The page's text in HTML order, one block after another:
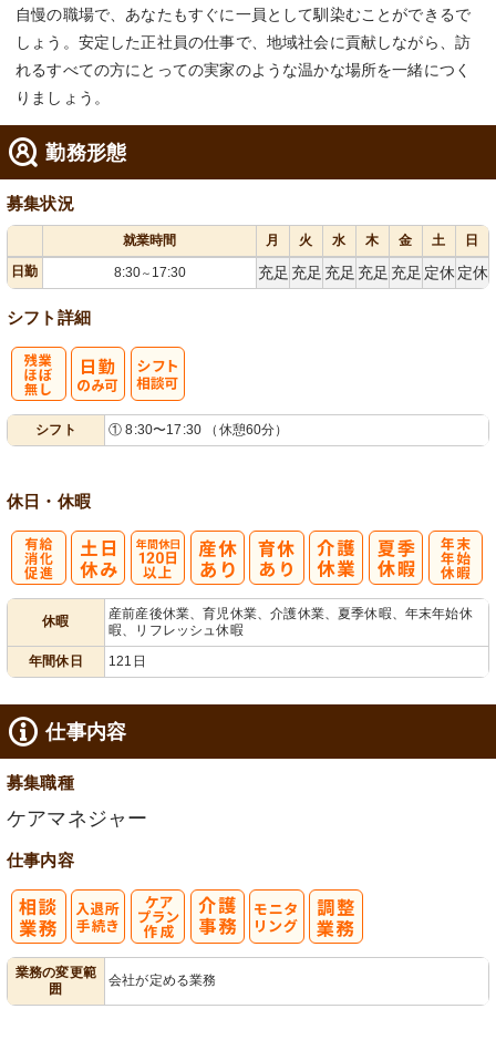
自慢の職場で、あなたもすぐに一員として馴染むことができるで
しょう。安定した正社員の仕事で、地域社会に貢献しながら、訪
れるすべての方にとっての実家のような温かな場所を一緒につく
りましょう。
勤務形態
募集状況
就業時間 月 火 水 木 金 土
日
日勤
8:30～ 17:30 充足 充足 充足 充足 充足 定休 定休
シフト詳細
シフト ① 8:30〜17:30 （休憩60分）
休日・休暇
休暇
産前産後休業、育児休業、介護休業、夏季休暇、年末年始休
暇、リフレッシュ休暇
年間休日
121日
仕事内容
募集職種
ケアマネジャー
仕事内容
業務の変更範
囲
会社が定める業務